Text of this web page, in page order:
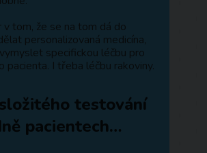
v tom, že se na tom dá do
personalizovaná medicína,
specifickou léčbu pro
pacienta. I třeba léčbu rakoviny.
testování
pacientech…